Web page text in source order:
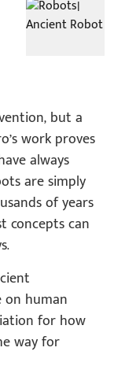
but a
work proves
always
are simply
of years
concepts can
on human
for how
way for